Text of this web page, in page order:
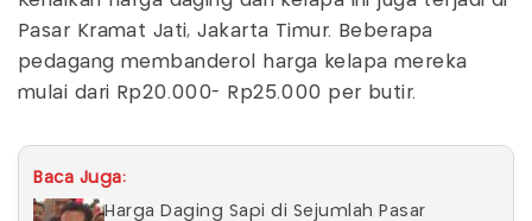
Pasar Kramat Jati, Jakarta Timur. Beberapa
pedagang membanderol harga kelapa mereka
mulai dari Rp20.000- Rp25.000 per butir.
Baca Juga:
Harga Daging Sapi di Sejumlah Pasar